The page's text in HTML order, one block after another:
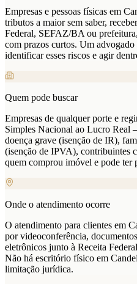
Empresas e pessoas físicas em
tributos a maior sem saber,
Federal, SEFAZ/BA ou
com prazos curtos. Um
identificar esses riscos e agir
Quem pode buscar
Empresas de qualquer porte e
Simples Nacional ao Lucro Real
doença grave (isenção de IR),
(isenção de IPVA), contribuintes
quem comprou imóvel e pode
Onde o atendimento ocorre
O atendimento para clientes em
por videoconferência,
eletrônicos junto à Receita
Não há escritório físico em
limitação jurídica.